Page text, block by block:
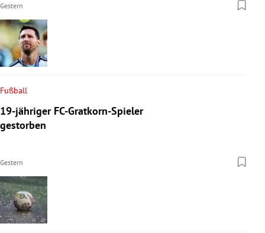
Gestern
Fußball
19-jähriger FC-Gratkorn-Spieler
gestorben
Gestern